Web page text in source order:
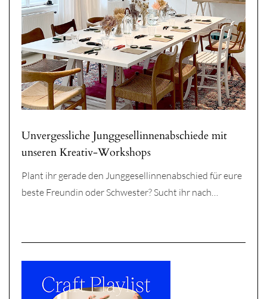
Unvergessliche Junggesellinnenabschiede mit
unseren Kreativ-Workshops
Plant ihr gerade den Junggesellinnenabschied für eure
beste Freundin oder Schwester? Sucht ihr nach…